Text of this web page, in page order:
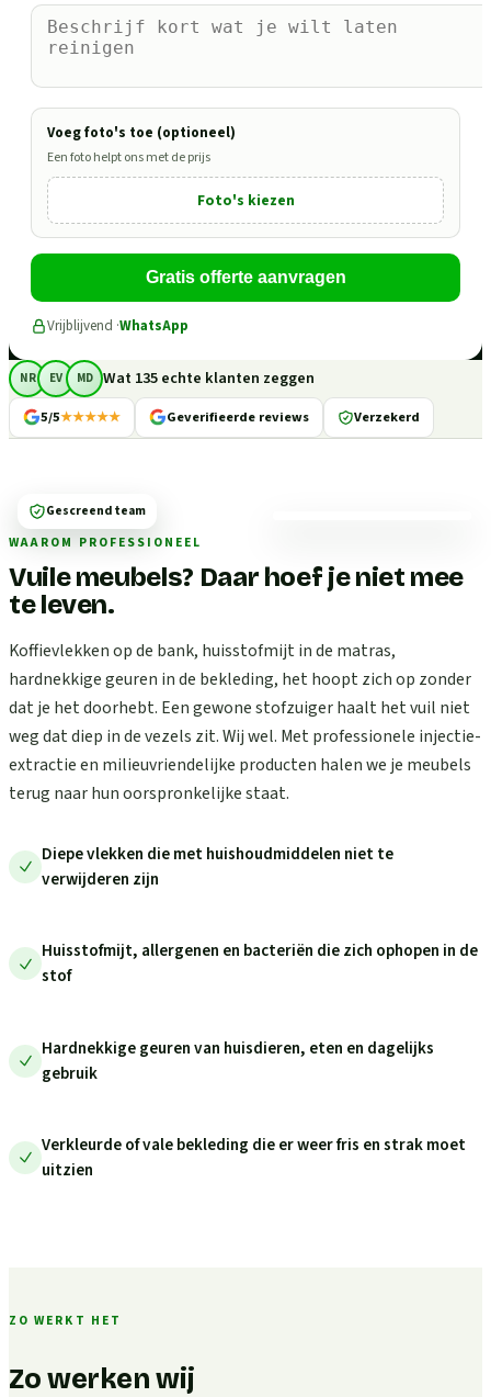
Voeg foto's toe (optioneel)
Een foto helpt ons met de prijs
Foto's kiezen
Gratis offerte aanvragen
Vrijblijvend ·WhatsApp
NR EV MD Wat 135 echte klanten zeggen
5/5★★★★★ Geverifieerde reviews Verzekerd
WAAROM PROFESSIONEEL
Vuile meubels? Daar hoef je niet mee
te leven.
Koffievlekken op de bank, huisstofmijt in de matras,
hardnekkige geuren in de bekleding, het hoopt zich op zonder
dat je het doorhebt. Een gewone stofzuiger haalt het vuil niet
weg dat diep in de vezels zit. Wij wel. Met professionele injectie-
extractie en milieuvriendelijke producten halen we je meubels
terug naar hun oorspronkelijke staat.
Diepe vlekken die met huishoudmiddelen niet te
verwijderen zijn
Huisstofmijt, allergenen en bacteriën die zich ophopen in de
stof
Hardnekkige geuren van huisdieren, eten en dagelijks
gebruik
Verkleurde of vale bekleding die er weer fris en strak moet
uitzien
Gescreend team
ZO WERKT HET
Zo werken wij